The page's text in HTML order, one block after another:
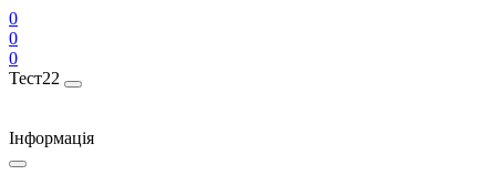
0
0
0
Тест22
Інформація